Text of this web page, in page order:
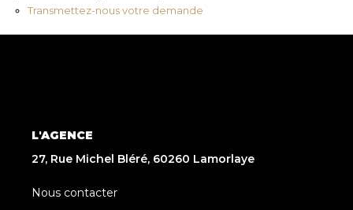
Transmettez-nous votre demande
L'AGENCE
27, Rue Michel Bléré, 60260 Lamorlaye
Nous contacter